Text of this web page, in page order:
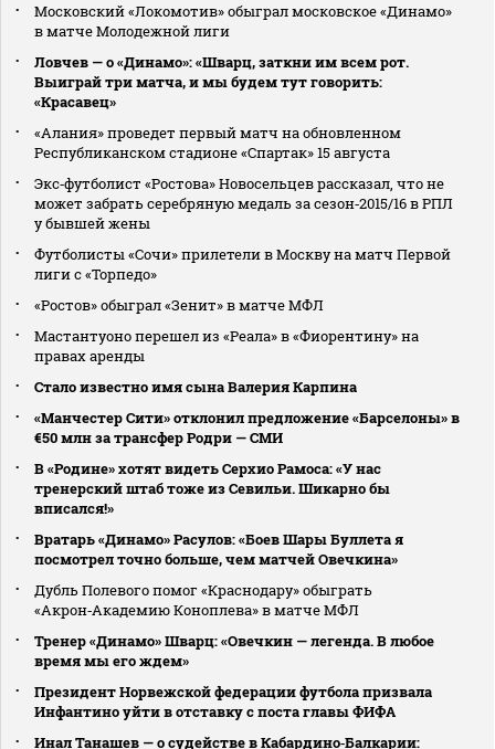
Московский «Локомотив» обыграл московское «Динамо»
в матче Молодежной лиги
Ловчев — о «Динамо»: «Шварц, заткни им всем рот.
Выиграй три матча, и мы будем тут говорить:
«Красавец»
«Алания» проведет первый матч на обновленном
Республиканском стадионе «Спартак» 15 августа
Экс‑футболист «Ростова» Новосельцев рассказал, что не
может забрать серебряную медаль за сезон‑2015/16 в РПЛ
у бывшей жены
Футболисты «Сочи» прилетели в Москву на матч Первой
лиги с «Торпедо»
«Ростов» обыграл «Зенит» в матче МФЛ
Мастантуоно перешел из «Реала» в «Фиорентину» на
правах аренды
Стало известно имя сына Валерия Карпина
«Манчестер Сити» отклонил предложение «Барселоны» в
€50 млн за трансфер Родри — СМИ
В «Родине» хотят видеть Серхио Рамоса: «У нас
тренерский штаб тоже из Севильи. Шикарно бы
вписался!»
Вратарь «Динамо» Расулов: «Боев Шары Буллета я
посмотрел точно больше, чем матчей Овечкина»
Дубль Полевого помог «Краснодару» обыграть
«Акрон‑Академию Коноплева» в матче МФЛ
Тренер «Динамо» Шварц: «Овечкин — легенда. В любое
время мы его ждем»
Президент Норвежской федерации футбола призвала
Инфантино уйти в отставку с поста главы ФИФА
Инал Танашев — о судействе в Кабардино‑Балкарии: